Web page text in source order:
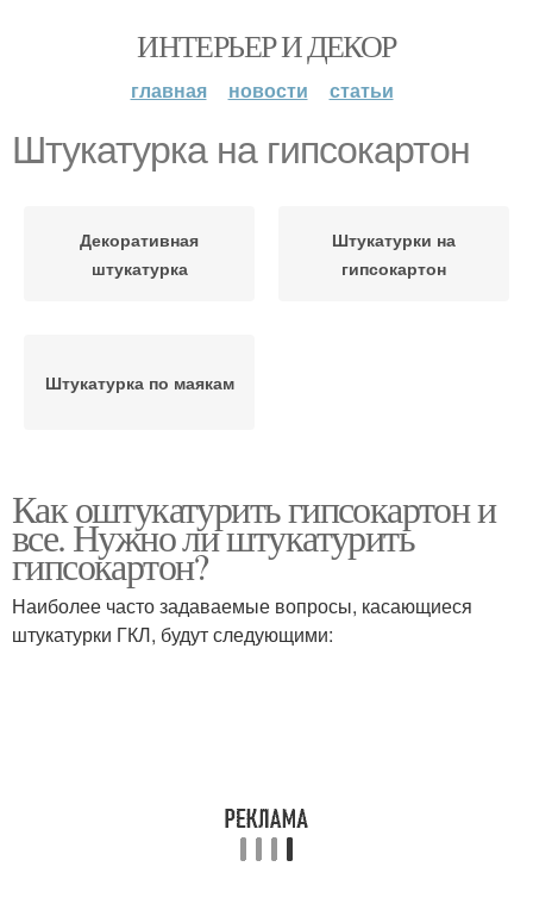
ИНТЕРЬЕР И ДЕКОР
главная новости статьи
Штукатурка на гипсокартон
Декоративная
штукатурка
Штукатурки на
гипсокартон
Штукатурка по маякам
Как оштукатурить гипсокартон и
все. Нужно ли штукатурить
гипсокартон?
Наиболее часто задаваемые вопросы, касающиеся
штукатурки ГКЛ, будут следующими: